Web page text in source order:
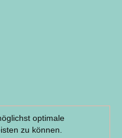
optimale
zu können.